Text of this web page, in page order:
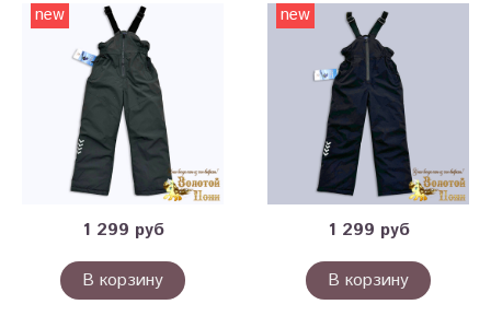
new
1 299 руб
В корзину
new
1 299 руб
В корзину